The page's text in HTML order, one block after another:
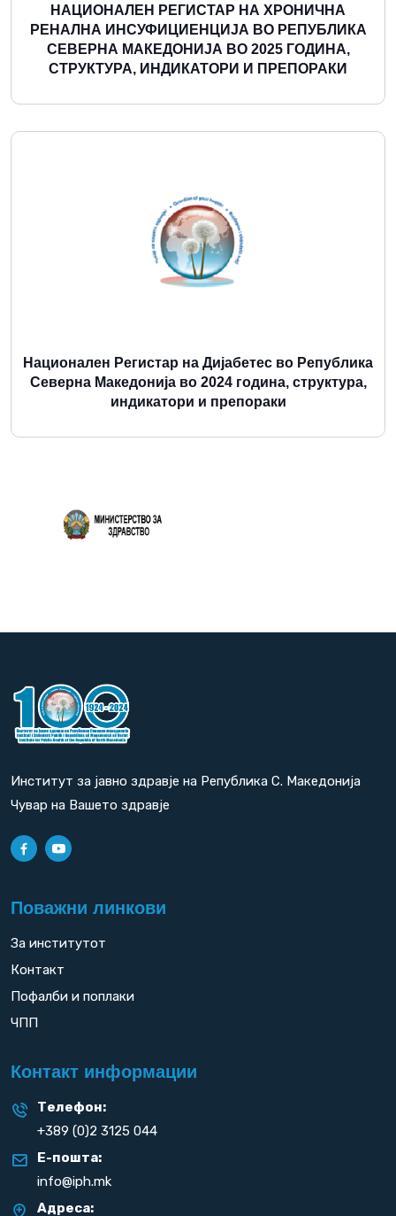
НАЦИОНАЛЕН РЕГИСТАР НА ХРОНИЧНА
РЕНАЛНА ИНСУФИЦИЕНЦИЈА ВО РЕПУБЛИКА
СЕВЕРНА МАКЕДОНИЈА ВО 2025 ГОДИНА,
СТРУКТУРА, ИНДИКАТОРИ И ПРЕПОРАКИ
Повеќе
Национален Регистар на Дијабетес во Република
Северна Македонија во 2024 година, структура,
индикатори и препораки
Институт за јавно здравје на Република С. Македонија
Чувар на Вашето здравје
Поважни линкови
За институтот
Контакт
Пофалби и поплаки
ЧПП
Контакт информации
Телефон:
+389 (0)2 3125 044
Е-пошта:
info@iph.mk
Адреса: